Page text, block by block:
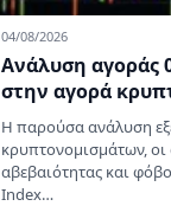
04/08/2026
Ανάλυση αγοράς
στην αγορά
Η παρούσα ανάλυση
κρυπτονομισμάτων, οι
αβεβαιότητας και
Index…